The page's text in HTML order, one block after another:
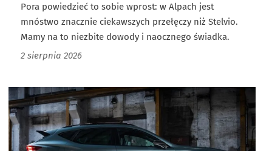
Pora powiedzieć to sobie wprost: w Alpach jest
mnóstwo znacznie ciekawszych przełęczy niż Stelvio.
Mamy na to niezbite dowody i naocznego świadka.
2 sierpnia 2026